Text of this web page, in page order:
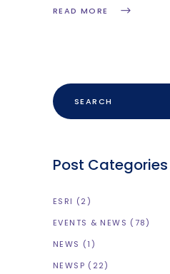
READ MORE
Post Categories
ESRI (2)
EVENTS & NEWS (78)
NEWS (1)
NEWSP (22)